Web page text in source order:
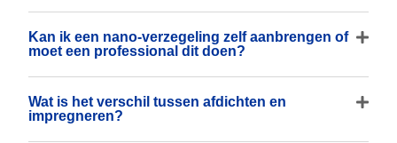
Kan ik een nano-verzegeling zelf aanbrengen of
moet een professional dit doen?
Wat is het verschil tussen afdichten en
impregneren?